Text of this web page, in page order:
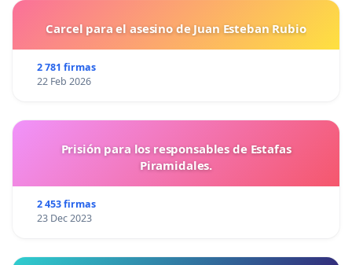
Carcel para el asesino de Juan Esteban Rubio
2 781 firmas
22 Feb 2026
Prisión para los responsables de Estafas
Piramidales.
2 453 firmas
23 Dec 2023